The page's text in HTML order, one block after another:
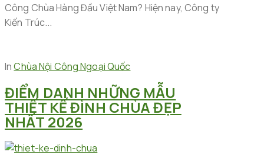
Công Chùa Hàng Đầu Việt Nam? Hiện nay, Công ty
Kiến Trúc...
In Chùa Nội Công Ngoại Quốc
ĐIỂM DANH NHỮNG MẪU
THIẾT KẾ ĐÌNH CHÙA ĐẸP
NHẤT 2026